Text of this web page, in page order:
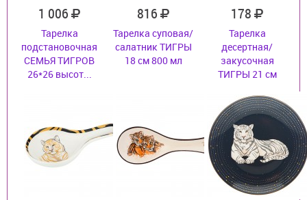
1 006
Тарелка
подстановочная
СЕМЬЯ ТИГРОВ
26*26 высот...
816
Тарелка суповая/
салатник ТИГРЫ
18 см 800 мл
178
Тарелка
десертная/
закусочная
ТИГРЫ 21 см